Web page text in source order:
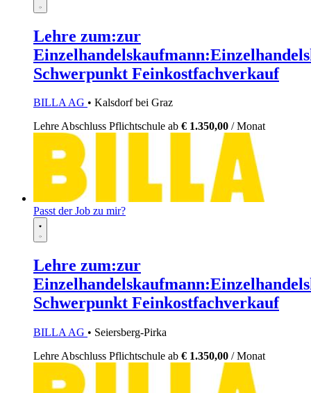
Lehre zum:zur
Schwerpunkt Feinkostfachverkauf
BILLA AG • Kalsdorf bei Graz
LehreAbschluss Pflichtschule ab € 1.350,00 / Monat
Passt der Job zu mir?
Lehre zum:zur
Schwerpunkt Feinkostfachverkauf
BILLA AG • Seiersberg-Pirka
Lehre Abschluss Pflichtschule ab € 1.350,00 / Monat